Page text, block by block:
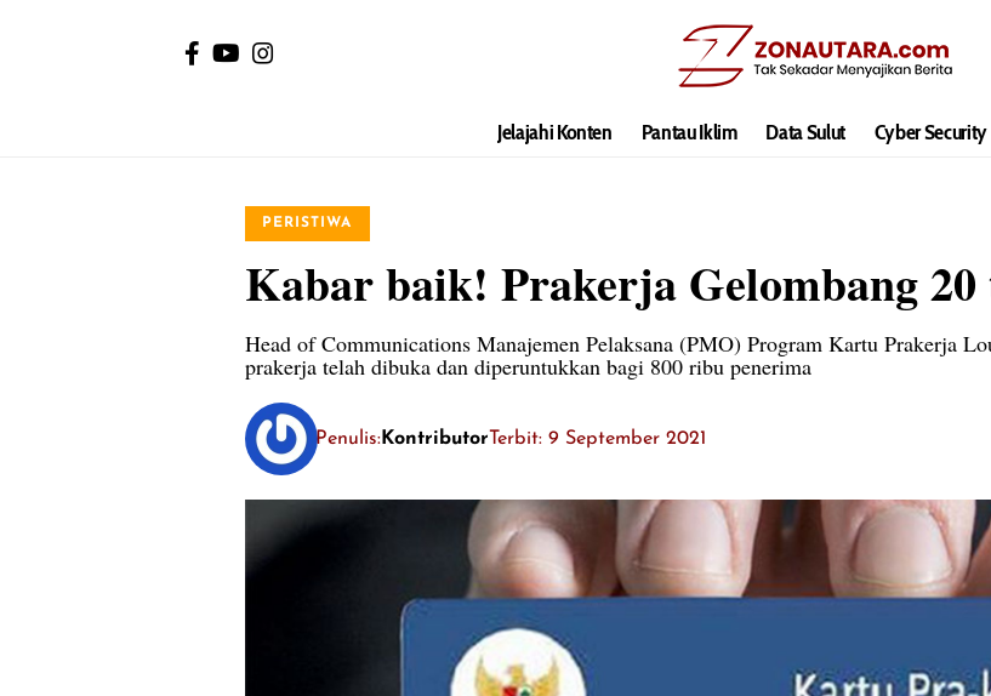
Jelajahi Konten Pantau Iklim Data Sulut Cyber Security
PERISTIWA
Kabar baik! Prakerja Gelombang
Head of Communications Manajemen Pelaksana (PMO) Program Kartu Prakerja
prakerja telah dibuka dan diperuntukkan bagi 800 ribu penerima
Penulis:Kontributor Terbit: 9 September 2021